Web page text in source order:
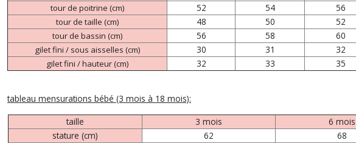
tour de poitrine (cm) 52 54 56
tour de taille (cm) 48 50 52
tour de bassin (cm) 56 58 60
gilet fini / sous aisselles (cm) 30 31 32
gilet fini / hauteur (cm) 32 33 35
tableau mensurations bébé (3 mois à 18 mois):
taille
3 mois 6 mois
stature (cm)
62 68